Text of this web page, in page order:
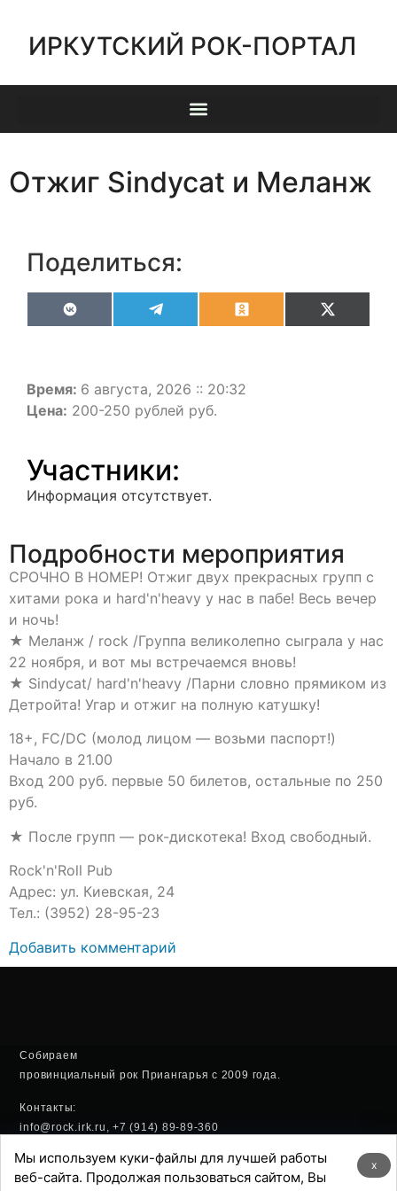
ИРКУТСКИЙ РОК-ПОРТАЛ
Отжиг Sindycat и Меланж
Поделиться:
VK OdnoklassnikiX
(Twitter)
Время: 6 августа, 2026 :: 20:32
Цена: 200-250 рублей руб.
Участники:
Информация отсутствует.
Подробности мероприятия
СРОЧНО В НОМЕР! Отжиг двух прекрасных групп с
хитами рока и hard'n'heavy у нас в пабе! Весь вечер
и ночь!
★ Меланж / rock /Группа великолепно сыграла у нас
22 ноября, и вот мы встречаемся вновь!
★ Sindycat/ hard'n'heavy /Парни словно прямиком из
Детройта! Угар и отжиг на полную катушку!
18+, FC/DC (молод лицом — возьми паспорт!)
Начало в 21.00
Вход 200 руб. первые 50 билетов, остальные по 250
руб.
★ После групп — рок-дискотека! Вход свободный.
Rock'n'Roll Pub
Адрес: ул. Киевская, 24
Тел.: (3952) 28-95-23
Добавить комментарий
Собираем
провинциальный рок Приангарья с 2009 года.
Контакты:
info@rock.irk.ru, +7 (914) 89-89-360
Политика конфиденциальности x
Мы используем куки-файлы для лучшей работы
веб-сайта. Продолжая пользоваться сайтом, Вы